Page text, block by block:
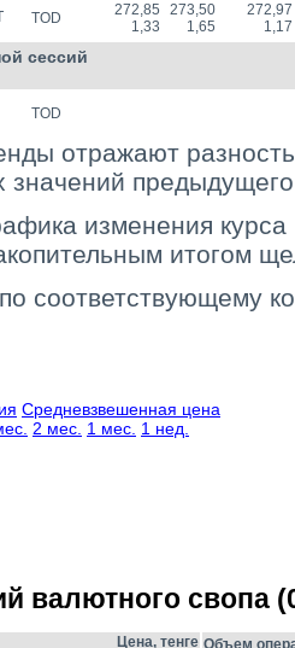
TOD
272,85
1,33
273,50
1,65
272,97
1,17
сессий
TOD
отражают
значений
изменения
итогом
соответствующему
Средневзвешенная цена
2 мес. 1 мес. 1 нед.
валютного свопа
Цена, тенге Объем